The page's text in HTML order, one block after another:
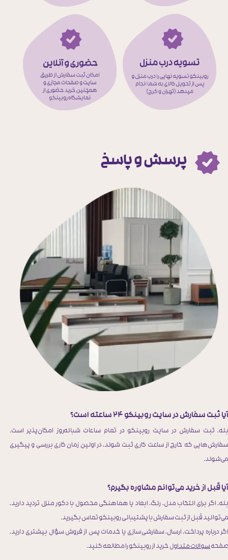
پرسش و پاسخ
آیا ثبت سفارش در سایت روبینکو ۲۴ ساعته است؟
بله، ثبت سفارش در سایت روبینکو در تمام ساعات شبانه‌روز امکان‌پذیر است.
سفارش‌هایی که خارج از ساعت کاری ثبت شوند، در اولین زمان کاری بررسی و پیگیری
می‌شوند.
آیا قبل از خرید می‌توانم مشاوره بگیرم؟
بله، اگر برای انتخاب مدل، رنگ، ابعاد یا هماهنگی محصول با دکور منزل تردید دارید،
می‌توانید قبل از ثبت سفارش با پشتیبانی روبینکو تماس بگیرید.
اگر درباره پرداخت، ارسال، سفارشی‌سازی یا خدمات پس از فروش سؤال بیشتری دارید،
صفحهسوالات متداولخرید از روبینکو را مطالعه کنید.